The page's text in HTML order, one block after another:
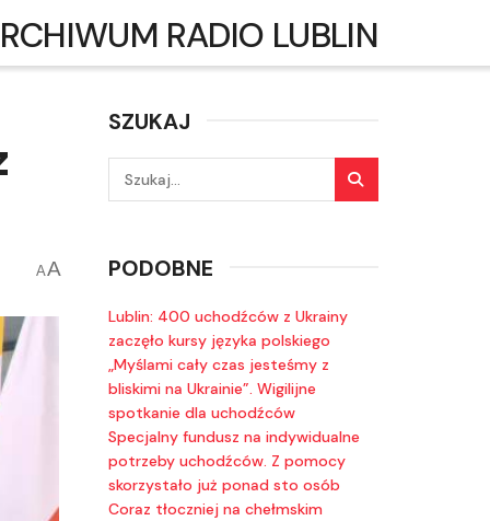
RADIO LUBLIN
AA
SZUKAJ
PODOBNE
Lublin: 400 uchodźców z Ukrainy
zaczęło kursy języka polskiego
„Myślami cały czas jesteśmy z
bliskimi na Ukrainie”. Wigilijne
spotkanie dla uchodźców
Specjalny fundusz na indywidualne
potrzeby uchodźców. Z pomocy
skorzystało już ponad sto osób
Coraz tłoczniej na chełmskim